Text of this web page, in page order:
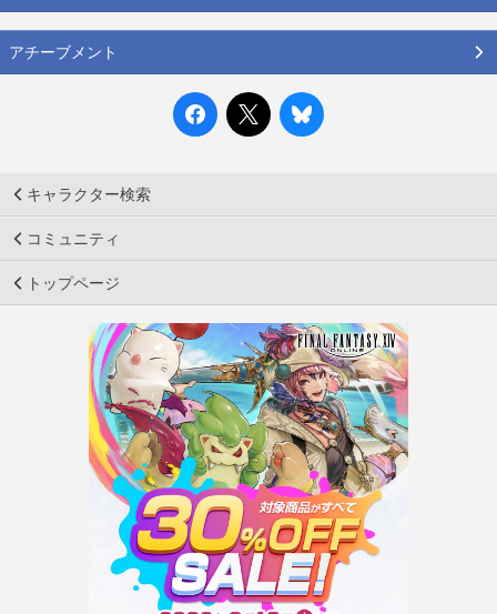
アチーブメント
キャラクター検索
コミュニティ
トップページ